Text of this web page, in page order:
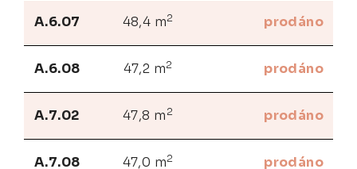
A.6.07 48,4 m2 prodáno
A.6.08 47,2 m2 prodáno
A.7.02 47,8 m 2 prodáno
A.7.08 47,0 m2 prodáno